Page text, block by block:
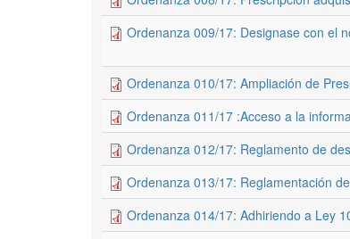
Ordenanza 009/17: Designase con el
Ordenanza 010/17: Ampliación de
Ordenanza 011/17 :Acceso a la
Ordenanza 012/17: Reglamento de
Ordenanza 013/17: Reglamentación
Ordenanza 014/17: Adhiriendo a Ley